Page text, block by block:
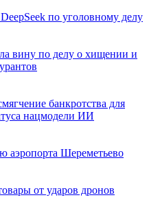
по уголовному делу
вину по делу о хищении и
банкротства для
нацмодели ИИ
аэропорта Шереметьево
от ударов дронов